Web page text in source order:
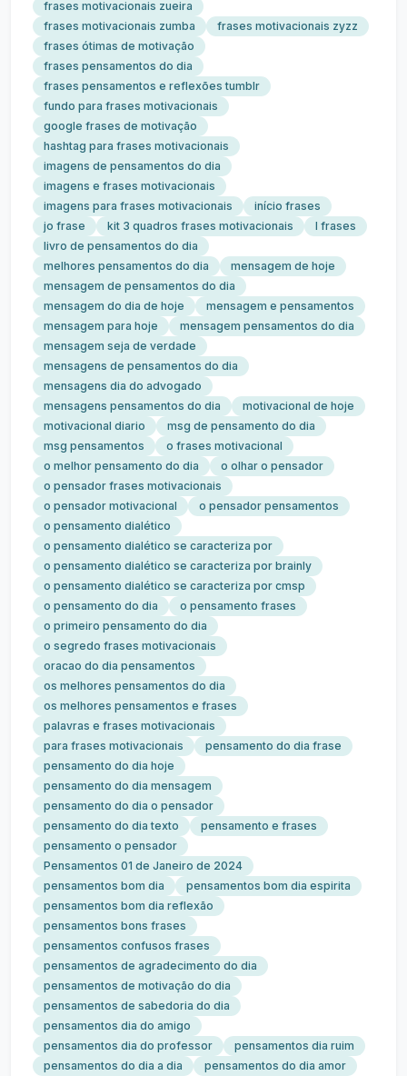
frases motivacionais zueira
frases motivacionais zumba
frases motivacionais zyzz
frases ótimas de motivação
frases pensamentos do dia
frases pensamentos e reflexões tumblr
fundo para frases motivacionais
google frases de motivação
hashtag para frases motivacionais
imagens de pensamentos do dia
imagens e frases motivacionais
imagens para frases motivacionais
início frases
jo frase
kit 3 quadros frases motivacionais
l frases
livro de pensamentos do dia
melhores pensamentos do dia
mensagem de hoje
mensagem de pensamentos do dia
mensagem do dia de hoje
mensagem e pensamentos
mensagem para hoje
mensagem pensamentos do dia
mensagem seja de verdade
mensagens de pensamentos do dia
mensagens dia do advogado
mensagens pensamentos do dia
motivacional de hoje
motivacional diario
msg de pensamento do dia
msg pensamentos
o frases motivacional
o melhor pensamento do dia
o olhar o pensador
o pensador frases motivacionais
o pensador motivacional
o pensador pensamentos
o pensamento dialético
o pensamento dialético se caracteriza por
o pensamento dialético se caracteriza por brainly
o pensamento dialético se caracteriza por cmsp
o pensamento do dia
o pensamento frases
o primeiro pensamento do dia
o segredo frases motivacionais
oracao do dia pensamentos
os melhores pensamentos do dia
os melhores pensamentos e frases
palavras e frases motivacionais
para frases motivacionais
pensamento do dia frase
pensamento do dia hoje
pensamento do dia mensagem
pensamento do dia o pensador
pensamento do dia texto
pensamento e frases
pensamento o pensador
Pensamentos 01 de Janeiro de 2024
pensamentos bom dia
pensamentos bom dia espirita
pensamentos bom dia reflexão
pensamentos bons frases
pensamentos confusos frases
pensamentos de agradecimento do dia
pensamentos de motivação do dia
pensamentos de sabedoria do dia
pensamentos dia do amigo
pensamentos dia do professor
pensamentos dia ruim
pensamentos do dia a dia
pensamentos do dia amor